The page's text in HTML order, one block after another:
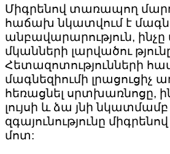
Միգրենով տառապող
հաճախ նկատվում է
անբավարարություն, ինչը
մկանների լարվածու
Հետազոտությունների
մագնեզիումի լրացուցիչ
հեռացնել սրտխառնոցը,
լույսի և ձա յնի նկատմամբ
զգայունությունը
մոտ: